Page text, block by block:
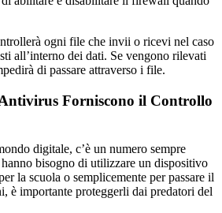
ogni file che invii o ricevi nel caso
all’interno dei dati. Se vengono rilevati
di passare attraverso i file.
Forniscono il Controllo
digitale, c’è un numero sempre
bisogno di utilizzare un dispositivo
la scuola o semplicemente per passare il
è importante proteggerli dai predatori del